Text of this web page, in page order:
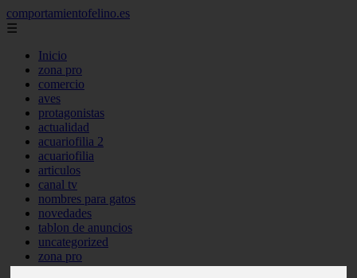
comportamientofelino.es
☰
Inicio
zona pro
comercio
aves
protagonistas
actualidad
acuariofilia 2
acuariofilia
articulos
canal tv
nombres para gatos
novedades
tablon de anuncios
uncategorized
zona pro